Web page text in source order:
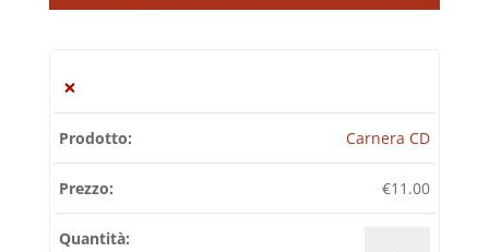
×
Carnera CD
€11.00